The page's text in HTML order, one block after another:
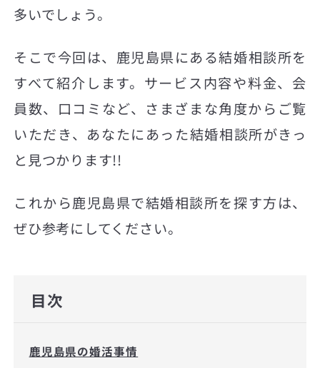
多いでしょう。
そこで今回は、鹿児島県にある結婚相談所を
すべて紹介します。サービス内容や料金、会
員数、口コミなど、さまざまな角度からご覧
いただき、あなたにあった結婚相談所がきっ
と見つかります!!
これから鹿児島県で結婚相談所を探す方は、
ぜひ参考にしてください。
目次
鹿児島県の婚活事情